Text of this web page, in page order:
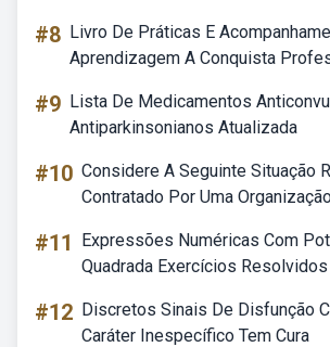
#8 Livro De Práticas E
Aprendizagem A Conquista
#9 Lista De Medicamentos
Antiparkinsonianos Atualizada
#10 Considere A Seguinte Situação
Contratado Por Uma
#11
Expressões Numéricas Com
Quadrada Exercícios Resolvidos
#12 Discretos Sinais De Disfunção
Caráter Inespecífico Tem Cura